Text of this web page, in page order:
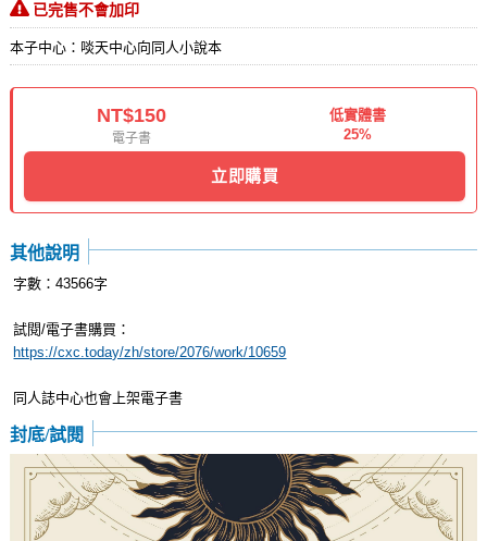
已完售不會加印
本子中心：啖天中心向同人小說本
NT$150
電子書
低實體書
25%
立即購買
其他說明
字數：43566字
試閱/電子書購買：
https://cxc.today/zh/store/2076/work/10659
同人誌中心也會上架電子書
封底/試閱